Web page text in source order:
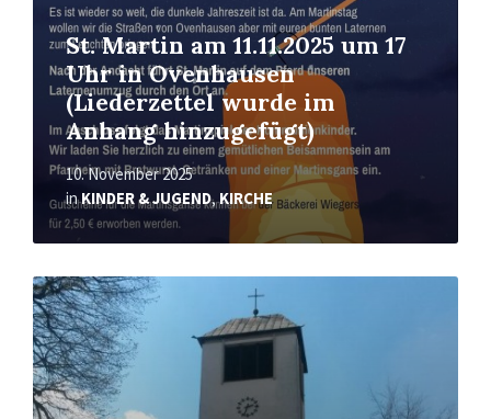
St. Martin am 11.11.2025 um 17
Uhr in Ovenhausen
(Liederzettel wurde im
Anhang hinzugefügt)
10. November 2025
inKINDER & JUGEND,KIRCHE
Mehr
erfahren